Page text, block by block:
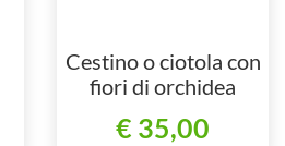
Cestino o ciotola con
fiori di orchidea
€ 35,00